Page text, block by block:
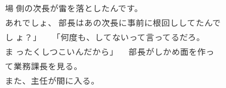
場 側の次長が雷を落としたんです。
あれでしょ、 部長はあの次長に事前に根回ししてたんで
し ょ？」 「何度も、してないって言ってるだろ。
ま ったくしつこいんだから」 部長がしかめ面を作っ
て業務課長を見る。
また、主任が間に入る。